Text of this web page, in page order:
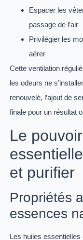
Espacer les
passage de l’air
Privilégier les
aérer
Cette ventilation
les odeurs ne
renouvelé, l’ajout de
finale pour un résultat
Le
et purifier
Propriétés
essences
Les huiles essentielles